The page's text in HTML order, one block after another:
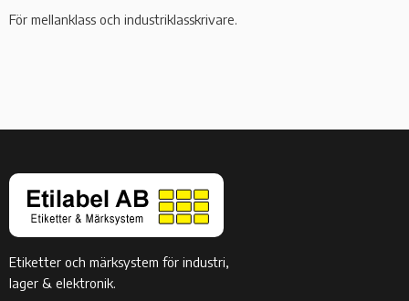
För mellanklass och industriklasskrivare.
Etiketter och märksystem för industri,
lager & elektronik.